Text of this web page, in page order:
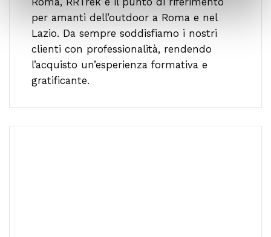
per amanti dell’outdoor a Roma e nel
Lazio. Da sempre soddisfiamo i nostri
clienti con professionalità, rendendo
l’acquisto un’esperienza formativa e
gratificante.